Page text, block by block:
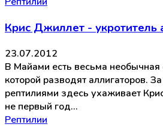
Крис Джиллет - укротитель
23.07.2012
В Майами есть весьма
которой разводят аллигаторов.
рептилиями здесь ухаживает
не первый год…
Рептилии